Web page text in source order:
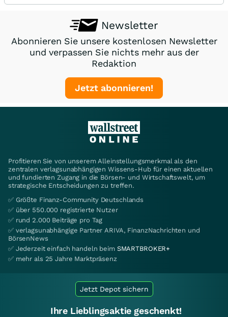
Newsletter
Abonnieren Sie unsere kostenlosen Newsletter
und verpassen Sie nichts mehr aus der
Redaktion
Jetzt abonnieren!
Profitieren Sie von unserem Alleinstellungsmerkmal als den
zentralen verlagsunabhängigen Wissens-Hub für einen aktuellen
und fundierten Zugang in die Börsen- und Wirtschaftswelt, um
strategische Entscheidungen zu treffen.
✅ Größte Finanz-Community Deutschlands
✅ über 550.000 registrierte Nutzer
✅ rund 2.000 Beiträge pro Tag
✅ verlagsunabhängige Partner ARIVA, FinanzNachrichten und
BörsenNews
✅ Jederzeit einfach handeln beim SMARTBROKER+
✅ mehr als 25 Jahre Marktpräsenz
Jetzt Depot sichern
Ihre Lieblingsaktie geschenkt!